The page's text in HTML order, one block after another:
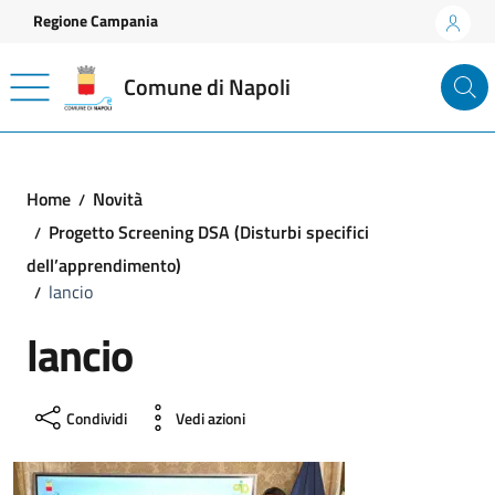
Vai ai contenuti
Vai al footer
Regione Campania
Comune di Napoli
Home
Novità
Progetto Screening DSA (Disturbi specifici
dell’apprendimento)
lancio
lancio
Condividi Vedi azioni